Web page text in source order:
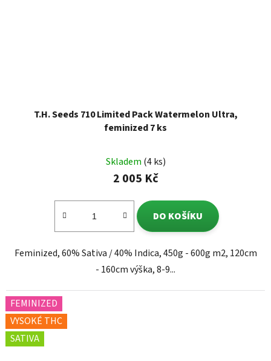
T.H. Seeds 710 Limited Pack Watermelon Ultra,
feminized 7 ks
Skladem (4 ks)
2 005 Kč
DO KOŠÍKU
Feminized, 60% Sativa / 40% Indica, 450g - 600g m2, 120cm
- 160cm výška, 8-9...
FEMINIZED
VYSOKÉ THC
SATIVA